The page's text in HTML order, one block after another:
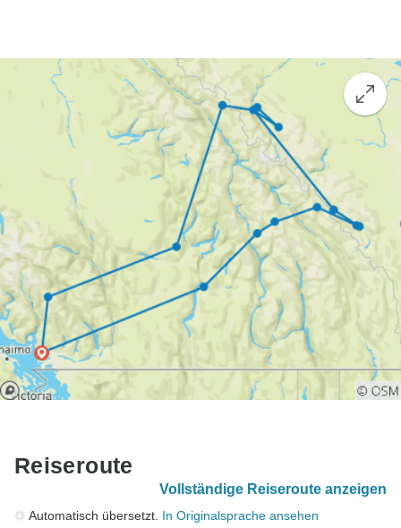
Reiseroute
Vollständige Reiseroute anzeigen
Automatisch übersetzt. In Originalsprache ansehen